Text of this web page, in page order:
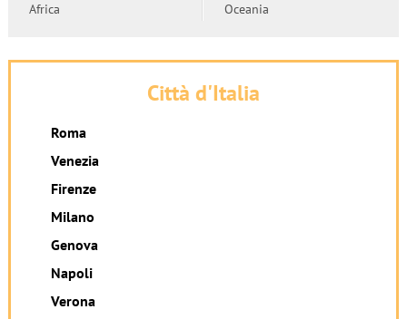
Africa
Oceania
Città d'Italia
Roma
Venezia
Firenze
Milano
Genova
Napoli
Verona